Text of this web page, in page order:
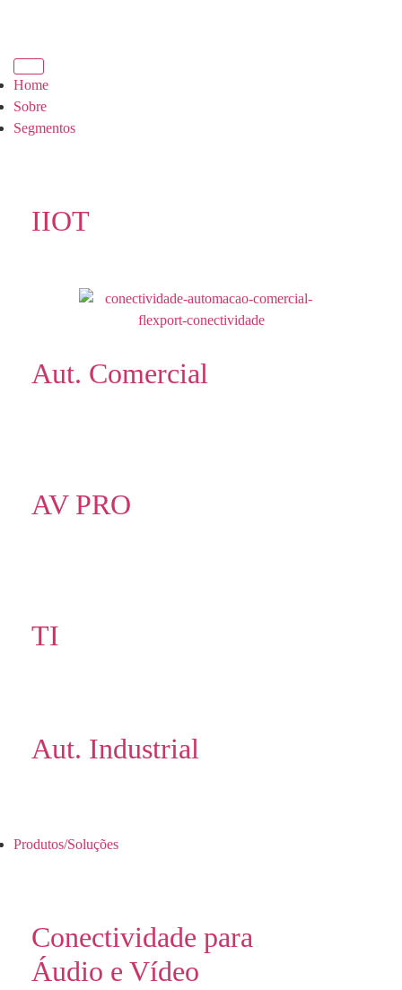
Home
Sobre
Segmentos
IIOT
Aut. Comercial
AV PRO
TI
Aut. Industrial
Produtos/Soluções
Conectividade para
Áudio e Vídeo